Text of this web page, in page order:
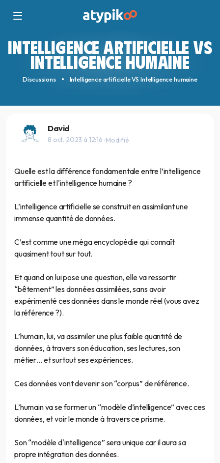
INTELLIGENCE ARTIFICIELLE VS
INTELLIGENCE HUMAINE
Discussions Intelligence artificielle VS Intelligence humaine
David
8 oct. 2023 à 12:16 · Modifié
Quelle est la différence fondamentale entre l’intelligence
artificielle et l'intelligence humaine ?
L’intelligence artificielle se construit en assimilant une
immense quantité de données.
C’est comme une méga encyclopédie qui connaît
quasiment tout sur tout.
Et quand on lui pose une question, elle va ressortir
“bêtement” les données assimilées, sans avoir
expérimenté ces données dans le monde réel (vous avez
la référence ?).
L’humain, lui, va assimiler une plus faible quantité de
données, à travers son éducation, ses lectures, son
métier… et surtout ses expériences.
Ces données vont devenir son “corpus” de référence.
L’humain va se former un “modèle d’intelligence” avec ces
données, et voir le monde à travers ce prisme.
Son “modèle d'intelligence” sera unique car il aura sa
propre intégration des données.